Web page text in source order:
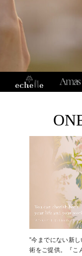
”今までにない新
術をご提供。『こ